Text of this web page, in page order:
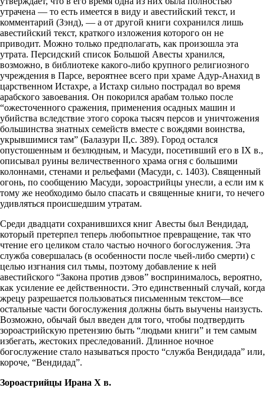
утрачена — то есть имеется в виду и авестийский текст, и
комментарий (Зэнд), — а от другой книги сохранился лишь
авестийский текст, краткого изложения которого он не
приводит. Можно только предполагать, как произошла эта
утрата. Персидский список Большой Авесты хранился,
возможно, в библиотеке какого-либо крупного религиозного
учреждения в Парсе, вероятнее всего при храме Адур-Анахид в
царственном Истахре, а Истахр сильно пострадал во время
арабского завоевания. Он покорился арабам только после
“ожесточенного сражения, применения осадных машин и
убийства вследствие этого сорока тысяч персов и уничтожения
большинства знатных семейств вместе с вождями воинства,
укрывшимися там” (Балазури II,с. 389). Город остался
опустошенным и безлюдным, и Масуди, посетивший его в IX в.,
описывал руины величественного храма огня с большими
колоннами, стенами и рельефами (Масуди, с. 1403). Священный
огонь, по сообщению Масуди, зороастрийцы унесли, а если им к
тому же необходимо было спасать и священные книги, то нечего
удивляться происшедшим утратам.
Среди двадцати сохранившихся книг Авесты был Вендидад,
который претерпел теперь любопытное превращение, так что
чтение его целиком стало частью ночного богослужения. Эта
служба совершалась (в особенности после чьей-либо смерти) с
целью изгнания сил тьмы, поэтому добавление к ней
авестийского “Закона против дэвов” воспринималось, вероятно,
как усиление ее действенности. Это единственный случай, когда
жрецу разрешается пользоваться письменным текстом—все
остальные части богослужения должны быть выучены наизусть.
Возможно, обычай был введен для того, чтобы подтвердить
зороастрийскую претензию быть “людьми книги” и тем самым
избегать, жестоких преследований. Длинное ночное
богослужение стало называться просто “служба Вендидада” или,
короче, “Вендидад”.
Зороастрийцы Ирана Х в.